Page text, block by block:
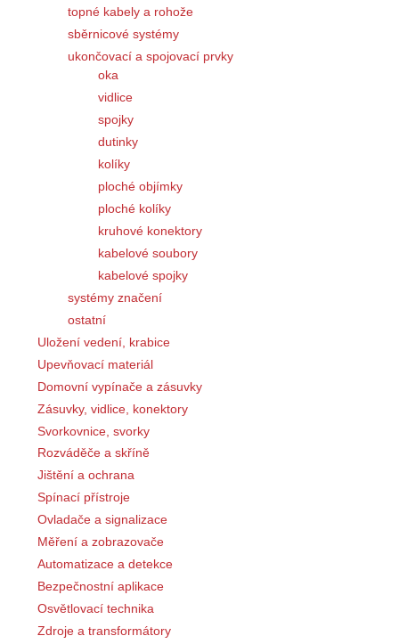
topné kabely a rohože
sběrnicové systémy
ukončovací a spojovací prvky
oka
vidlice
spojky
dutinky
kolíky
ploché objímky
ploché kolíky
kruhové konektory
kabelové soubory
kabelové spojky
systémy značení
ostatní
Uložení vedení, krabice
Upevňovací materiál
Domovní vypínače a zásuvky
Zásuvky, vidlice, konektory
Svorkovnice, svorky
Rozváděče a skříně
Jištění a ochrana
Spínací přístroje
Ovladače a signalizace
Měření a zobrazovače
Automatizace a detekce
Bezpečnostní aplikace
Osvětlovací technika
Zdroje a transformátory